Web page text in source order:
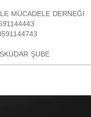
MÜCADELE DERNEĞI
ŞUBE